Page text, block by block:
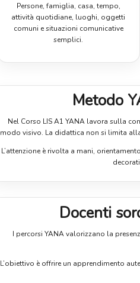
Persone, famiglia, casa, tempo,
attività quotidiane, luoghi, oggetti
comuni e situazioni comunicative
semplici.
Metodo
Nel Corso LIS A1 YANA lavora sulla
modo visivo. La didattica non si limita
L’attenzione è rivolta a mani,
Docenti
I percorsi YANA valorizzano la
L’obiettivo è offrire un apprendimento